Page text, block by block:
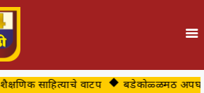
साहित्याचे वाटप बडेकोळ्ळमठ अपघातप्रवण